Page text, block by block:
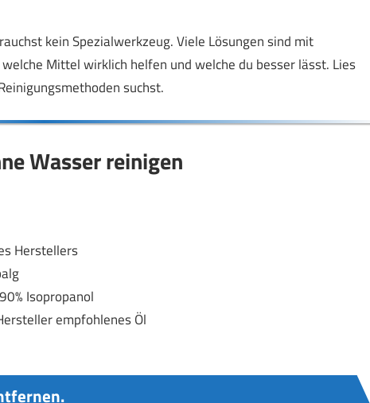
kein Spezialwerkzeug. Viele Lösungen sind mit
Mittel wirklich helfen und welche du besser lässt. Lies
suchst.
Wasser reinigen
Herstellers
Isopropanol
empfohlenes Öl